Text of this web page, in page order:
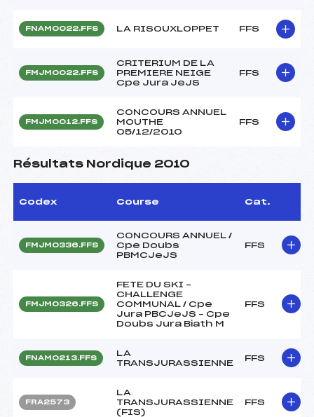
FNAM0022.FFS LA RISOUXLOPPET FFS
FMJM0022.FFS
CRITERIUM DE LA
PREMIERE NEIGE
Cpe Jura JeJS
FFS
FMJM0012.FFS
CONCOURS ANNUEL
MOUTHE
05/12/2010
FFS
Résultats Nordique 2010
Codex Course Cat.
FMJM0336.FFS
CONCOURS ANNUEL /
Cpe Doubs
PBMCJeJS
FFS
FMJM0326.FFS
FETE DU SKI –
CHALLENGE
COMMUNAL / Cpe
Jura PBCJeJS – Cpe
Doubs Jura Biath M
FFS
FNAM0213.FFS
LA
TRANSJURASSIENNE
FFS
FRA2573
LA
TRANSJURASSIENNE
(FIS)
FFS